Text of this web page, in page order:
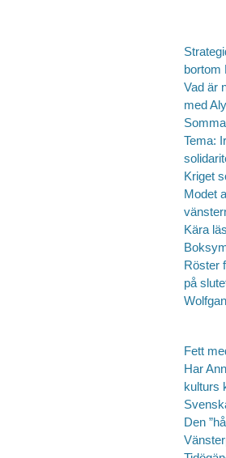
bortom
Vad är
med
Tema:
Kriget
Modet
Kära
Röster
på
Fett
Har
kulturs
Den